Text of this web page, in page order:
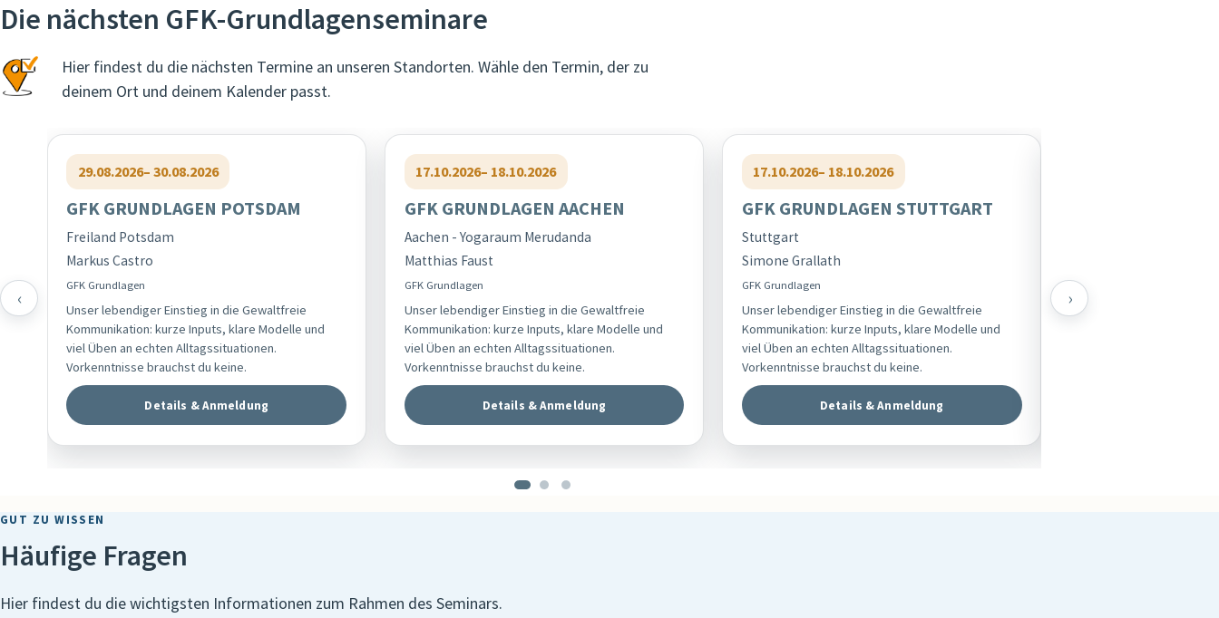
Die nächsten GFK-Grundlagenseminare
Hier findest du die nächsten Termine an unseren Standorten. Wähle den Termin, der zu
deinem Ort und deinem Kalender passt.
GFK GRUNDLAGEN POTSDAM
29.08.2026– 30.08.2026
Freiland Potsdam
Markus Castro
GFK Grundlagen
Unser lebendiger Einstieg in die Gewaltfreie
Kommunikation: kurze Inputs, klare Modelle und
viel Üben an echten Alltagssituationen.
Vorkenntnisse brauchst du keine.
Details & Anmeldung
GFK GRUNDLAGEN AACHEN
17.10.2026– 18.10.2026
Aachen - Yogaraum Merudanda
Matthias Faust
GFK Grundlagen
Unser lebendiger Einstieg in die Gewaltfreie
Kommunikation: kurze Inputs, klare Modelle und
viel Üben an echten Alltagssituationen.
Vorkenntnisse brauchst du keine.
Details & Anmeldung
GFK GRUNDLAGEN STUTTGART
17.10.2026– 18.10.2026
Stuttgart
Simone Grallath
GFK Grundlagen
Unser lebendiger Einstieg in die Gewaltfreie
Kommunikation: kurze Inputs, klare Modelle und
viel Üben an echten Alltagssituationen.
Vorkenntnisse brauchst du keine.
Details & Anmeldung
GFK Grundlagen
Unser lebendiger Einstieg
‹ ›
GUT ZU WISSEN
Häufige Fragen
Hier findest du die wichtigsten Informationen zum Rahmen des Seminars.